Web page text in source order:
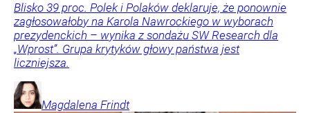
Blisko 39 proc. Polek i Polaków deklaruje, że ponownie
zagłosowałoby na Karola Nawrockiego w wyborach
prezydenckich – wynika z sondażu SW Research dla
„Wprost”. Grupa krytyków głowy państwa jest
liczniejsza.
Magdalena Frindt